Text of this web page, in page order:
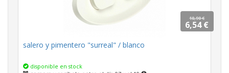
10,90 €
6,54 €
salero y pimentero "surreal" / blanco
disponible en stock